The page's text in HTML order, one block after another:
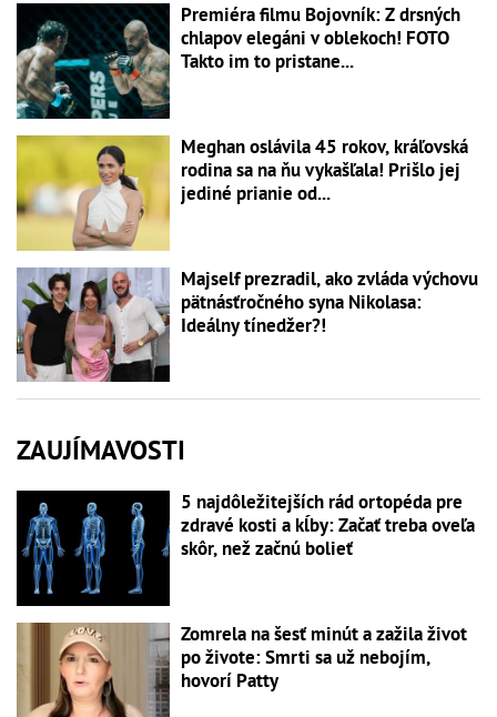
Premiéra filmu Bojovník: Z drsných
chlapov elegáni v oblekoch! FOTO
Takto im to pristane...
Meghan oslávila 45 rokov, kráľovská
rodina sa na ňu vykašľala! Prišlo jej
jediné prianie od...
Majself prezradil, ako zvláda výchovu
pätnásťročného syna Nikolasa:
Ideálny tínedžer?!
ZAUJÍMAVOSTI
5 najdôležitejších rád ortopéda pre
zdravé kosti a kĺby: Začať treba oveľa
skôr, než začnú bolieť
Zomrela na šesť minút a zažila život
po živote: Smrti sa už nebojím,
hovorí Patty